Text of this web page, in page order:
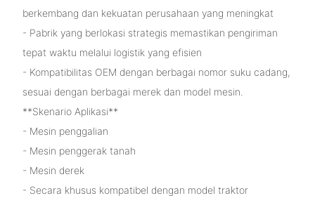
berkembang dan kekuatan perusahaan yang meningkat
- Pabrik yang berlokasi strategis memastikan pengiriman
tepat waktu melalui logistik yang efisien
- Kompatibilitas OEM dengan berbagai nomor suku cadang,
sesuai dengan berbagai merek dan model mesin.
**Skenario Aplikasi**
- Mesin penggalian
- Mesin penggerak tanah
- Mesin derek
- Secara khusus kompatibel dengan model traktor